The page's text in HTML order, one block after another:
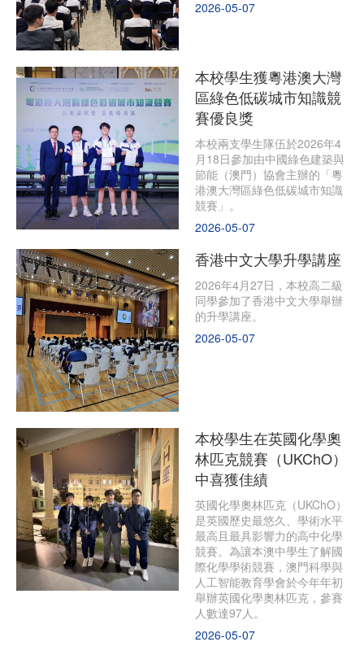
2026-05-07
本校學生獲粵港澳大灣
區綠色低碳城市知識競
賽優良獎
本校兩支學生隊伍於2026年4
月18日參加由中國綠色建築與
節能（澳門）協會主辦的「粵
港澳大灣區綠色低碳城市知識
競賽」。
2026-05-07
香港中文大學升學講座
2026年4月27日，本校高二級
同學參加了香港中文大學舉辦
的升學講座。
2026-05-07
本校學生在英國化學奧
林匹克競賽（UKChO）
中喜獲佳績
英國化學奧林匹克（UKChO）
是英國歷史最悠久、學術水平
最高且最具影響力的高中化學
競賽。為讓本澳中學生了解國
際化學學術競賽，澳門科學與
人工智能教育學會於今年年初
舉辦英國化學奧林匹克，參賽
人數達97人。
2026-05-07